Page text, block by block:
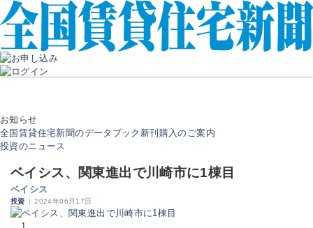
お知らせ
全国賃貸住宅新聞のデータブック新刊購入のご案内
投資のニュース
ベイシス、関東進出で川崎市に1棟目
ベイシス
投資 | 2024年06月17日